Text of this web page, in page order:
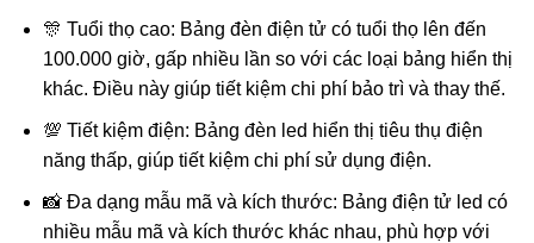
🎊 Tuổi thọ cao: Bảng đèn điện tử có tuổi thọ lên đến
100.000 giờ, gấp nhiều lần so với các loại bảng hiển thị
khác. Điều này giúp tiết kiệm chi phí bảo trì và thay thế.
💯 Tiết kiệm điện: Bảng đèn led hiển thị tiêu thụ điện
năng thấp, giúp tiết kiệm chi phí sử dụng điện.
📸 Đa dạng mẫu mã và kích thước: Bảng điện tử led có
nhiều mẫu mã và kích thước khác nhau, phù hợp với